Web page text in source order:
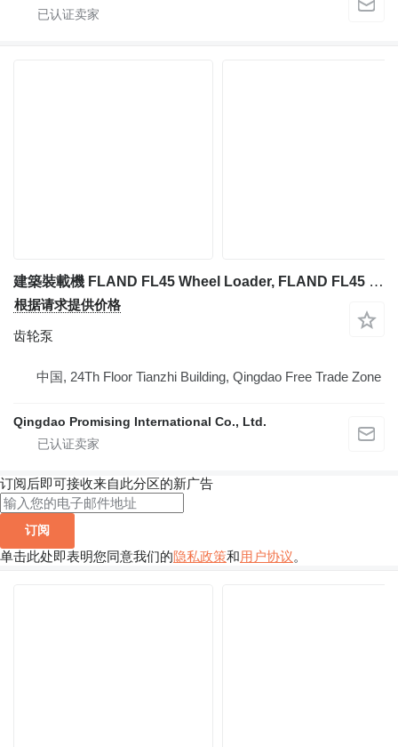
建築裝載機 FLAND FL45 Wheel Loader, FLAND FL45 Mini Wheel Loader, FLAND FL45 Manual Wheel Loader, FLAND Wheel Loader FL45, FLAND Mini Wheel Loader FL45, FLAND Manual Wheel Loader FL45 的 齿轮泵 Qingdao Promising Hydraulic Pump CBT-F316 for FLAND FL45 Manual Wheel Loader
根据请求提供价格
齿轮泵
中国, 24Th Floor Tianzhi Building, Qingdao Free Trade Zone
Qingdao Promising International Co., Ltd.
订阅后即可接收来自此分区的新广告
订阅
单击此处即表明您同意我们的隐私政策和用户协议。